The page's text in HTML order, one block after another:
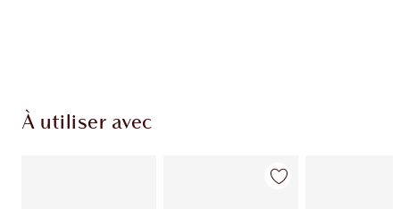
À utiliser avec